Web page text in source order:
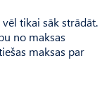
tikai sāk strādāt.
no maksas
maksas par